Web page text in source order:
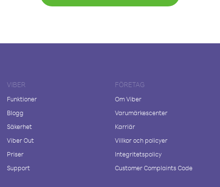
VIBER
Funktioner
Blogg
Säkerhet
Viber Out
Priser
Support
FÖRETAG
Om Viber
Varumärkescenter
Karriär
Villkor och policyer
Integritetspolicy
Customer Complaints Code